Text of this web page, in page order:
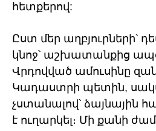
հետքերով:
Ըստ մեր աղբյուրների՝
կնոջ՝ աշխատանքից
Վրդովված ամուսինը
Կադաստրի պետին,
չստանալով՝ ձայնային
է ուղարկել։ Մի քանի